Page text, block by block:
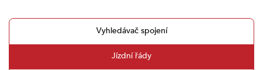
Vyhledávač spojení
Jízdní řády